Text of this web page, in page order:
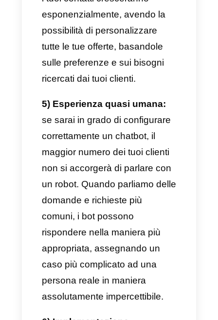
costante ai clienti, traducendo
tutto questo in una maggiore
efficacia e persistenza
lavorativa.
2) Attenzione immediata:
mondo online essere veloci è
una caratteristica vitale. Questo
significa che più rapidamente si
risponderà ad una richiesta,
maggiore sarà la probabilità che
quel cliente ritorni. Questo fa
sicuramente un’enorme
differenza sia con il personale
che con gli agenti umani,
poiché questi ultimi saranno in
grado di gestire innumerevoli